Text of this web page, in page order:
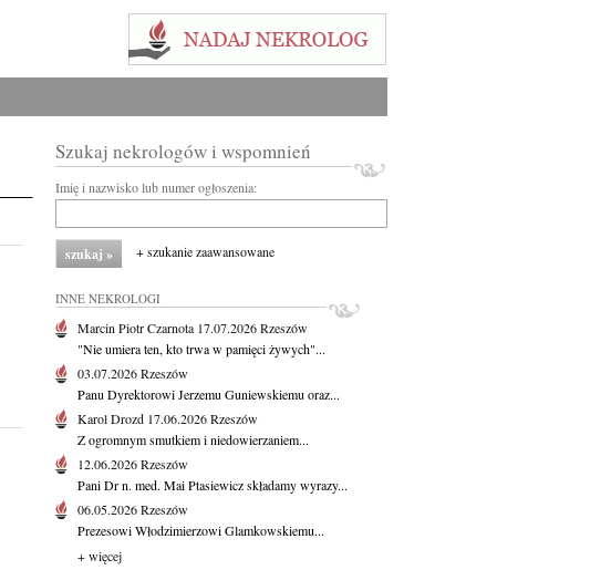
Szukaj nekrologów i wspomnień
Imię i nazwisko lub numer ogłoszenia:
+ szukanie zaawansowane
INNE NEKROLOGI
Marcin Piotr Czarnota 17.07.2026Rzeszów
"Nie umiera ten, kto trwa w pamięci żywych"...
03.07.2026Rzeszów
Panu Dyrektorowi Jerzemu Guniewskiemu oraz...
Karol Drozd 17.06.2026Rzeszów
Z ogromnym smutkiem i niedowierzaniem...
12.06.2026Rzeszów
Pani Dr n. med. Mai Ptasiewicz składamy wyrazy...
06.05.2026Rzeszów
Prezesowi Włodzimierzowi Glamkowskiemu...
+ więcej